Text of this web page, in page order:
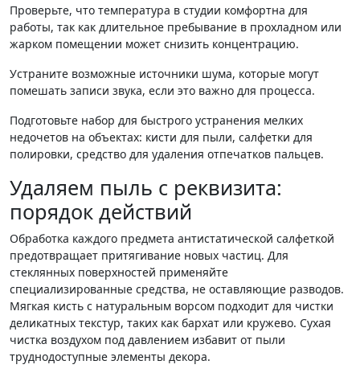
Проверьте, что температура в студии комфортна для
работы, так как длительное пребывание в прохладном или
жарком помещении может снизить концентрацию.
Устраните возможные источники шума, которые могут
помешать записи звука, если это важно для процесса.
Подготовьте набор для быстрого устранения мелких
недочетов на объектах: кисти для пыли, салфетки для
полировки, средство для удаления отпечатков пальцев.
Удаляем пыль с реквизита:
порядок действий
Обработка каждого предмета антистатической салфеткой
предотвращает притягивание новых частиц. Для
стеклянных поверхностей применяйте
специализированные средства, не оставляющие разводов.
Мягкая кисть с натуральным ворсом подходит для чистки
деликатных текстур, таких как бархат или кружево. Сухая
чистка воздухом под давлением избавит от пыли
труднодоступные элементы декора.